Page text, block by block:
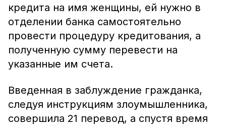
кредита на имя женщины, ей нужно в
отделении банка самостоятельно
провести процедуру кредитования, а
полученную сумму перевести на
указанные им счета.
Введенная в заблуждение гражданка,
следуя инструкциям злоумышленника,
совершила 21 перевод, а спустя время